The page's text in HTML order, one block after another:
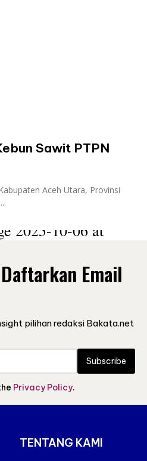
Sawit PTPN
Aceh Utara, Provinsi
Email
pilihan redaksi Bakata.net
Subscribe
Privacy Policy.
TENTANG KAMI